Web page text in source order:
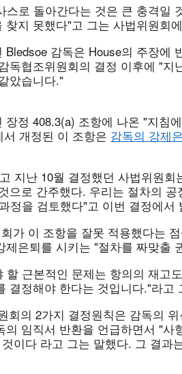
스로 돌아간다는 것은 큰 충격일
찾지 못했다"고 그는 사법위원회
Bledsoe 감독은 House의 주장에
독협조위원회의 결정 이후에 "지
았습니다."
장정 408.3(a) 조항에 나온 "지침
개정된 이 조항은 감독의 강제
지난 10월 결정했던 사법위원
으로 간주했다. 우리는 절차의
정을 검토했다"고 이번 결정에서
가 이 조항을 잘못 적용했다는
제은퇴를 시키는 "절차를 짜맞출
할 근본적인 문제는 항의의 재고
결정해야 한다는 것입니다."라고
회의 2가지 결정원칙은 감독의
의 임직서 반환을 언급하면서 "사
이다 라고 그는 말했다. 그 결과